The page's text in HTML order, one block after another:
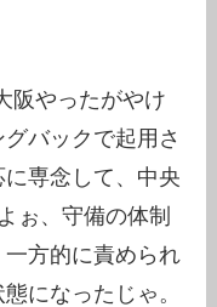
阪やったがやけ
バックで起用さ
専念して、中央
ぉ、守備の体制
方的に責められ
になったじゃ。